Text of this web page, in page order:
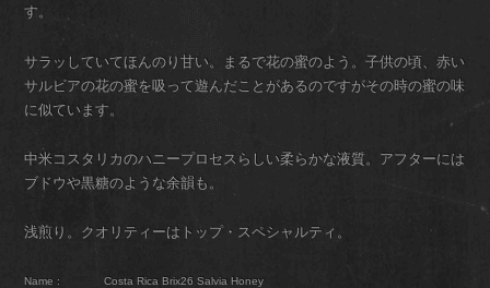
す。
サラッしていてほんのり甘い。まるで花の蜜のよう。子供の頃、赤い
サルビアの花の蜜を吸って遊んだことがあるのですがその時の蜜の味
に似ています。
中米コスタリカのハニープロセスらしい柔らかな液質。アフターには
ブドウや黒糖のような余韻も。
浅煎り。クオリティーはトップ・スペシャルティ。
Name :
Costa Rica Brix26 Salvia Honey